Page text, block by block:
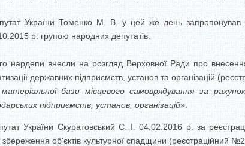
України Томенко М. В. у цей же день запропонував
р. групою народних депутатів.
нардепи внесли на розгляд Верховної Ради про
державних підприємств, установ та організацій
матеріальної бази місцевого самоврядування за
підприємств, установ, організацій»
України Скуратовський С. І. 04.02.2016 р. за
об'єктів культурної спадщини (реєстраційний